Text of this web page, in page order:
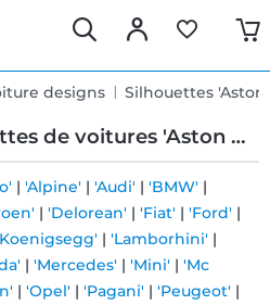
designs Silhouettes
de voitures 'Aston Martin'
| 'Alpine' | 'Audi' | 'BMW' |
| 'Delorean' | 'Fiat' | 'Ford' |
| 'Lamborhini' |
| 'Mercedes' | 'Mini' | 'Mc
| 'Opel' | 'Pagani' | 'Peugeot' |